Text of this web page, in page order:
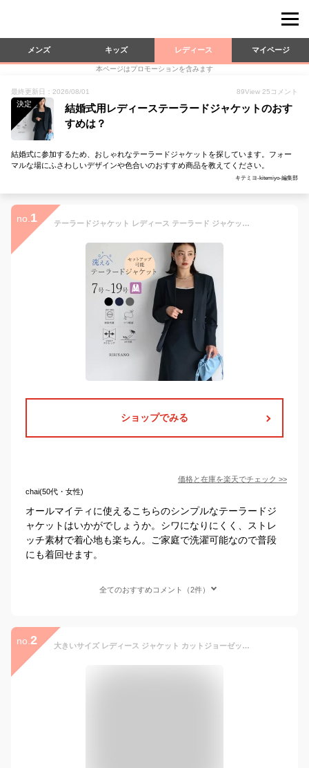
メンズ キッズ レディース マイページ
本ページはプロモーションを含みます
最終更新日：2026/08/01 89View 25 コメント
決定
結婚式用レディーステーラードジャケットのおす
すめは？
結婚式に参加するため、おしゃれなテーラードジャケットを探しています。フォー
マルな場にふさわしいデザインや色合いのおすすめ商品を教えてください。
キテミヨ-kitemiyo-編集部
no. 1 テーラードジャケット レディース テーラード ジャケット アウター オフィス ビジネス シンプル リクルート 裏地 春 夏 S M L LL 3L 4L 5L 七五三 お宮参り 入園式 入学式 卒園式 卒業式 結婚式 二次会 長袖 ママ ママスーツ 就活 オケージョン 晴れの日 セレモニー
ショップでみる
価格と在庫を楽天でチェック >>
chai(50代・女性)
オールマイティに使えるこちらのシンプルなテーラードジ
ャケットはいかがでしょうか。シワになりにくく、ストレ
ッチ素材で着心地も楽ちん。ご家庭で洗濯可能なので普段
にも着回せます。
全てのおすすめコメント（2件）
no. 2 大きいサイズ レディース ジャケット カットジョーゼットロングテーラードジャケット アウター テーラードジャケット ロングテーラードジャケット 通勤 オケージョン セレモニー ロング丈 長袖 ポケット 秋新作 秋服 春服 LL 2L 3L 4L 5L ブラック 黒 モカ 韓国ファッション